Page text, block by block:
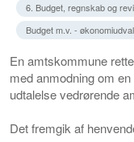
6. Budget, regnskab og
Budget m.v. -
En amtskommune
med anmodning om en
udtalelse vedrørende
Det fremgik af